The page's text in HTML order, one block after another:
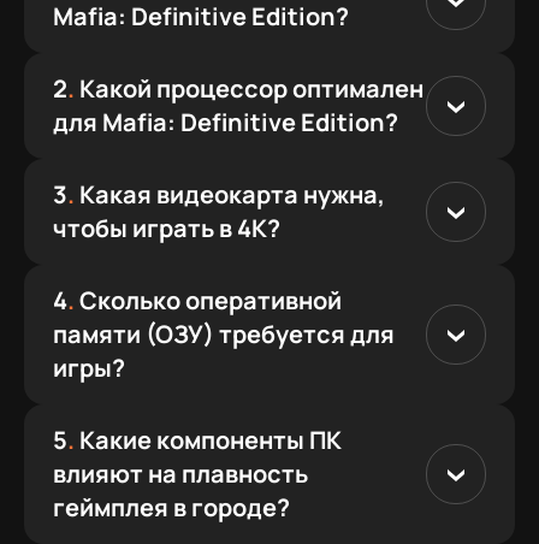
Mafia: Definitive Edition?
2. Какой процессор оптимален
для Mafia: Definitive Edition?
3. Какая видеокарта нужна,
чтобы играть в 4K?
4.Сколько оперативной
памяти (ОЗУ) требуется для
игры?
5. Какие компоненты ПК
влияют на плавность
геймплея в городе?